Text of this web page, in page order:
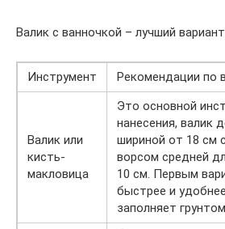
Валик с ванночкой – лучший
Инструмент Рекомендации по
Валик или
кисть-
макловица
Это основной
нанесения, валик
шириной от 18 см
ворсом средней
10 см. Первым
быстрее и
заполняет